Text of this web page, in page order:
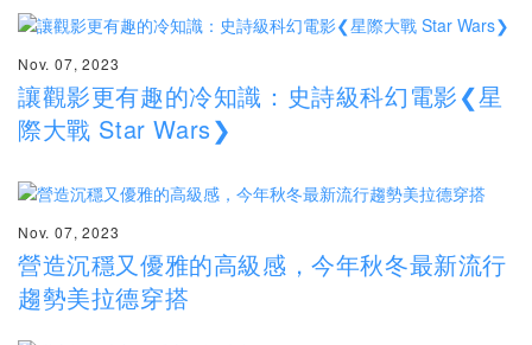
Nov. 07, 2023
讓觀影更有趣的冷知識：史詩級科幻電影❮星
際大戰 Star Wars❯
Nov. 07, 2023
營造沉穩又優雅的高級感，今年秋冬最新流行
趨勢美拉德穿搭